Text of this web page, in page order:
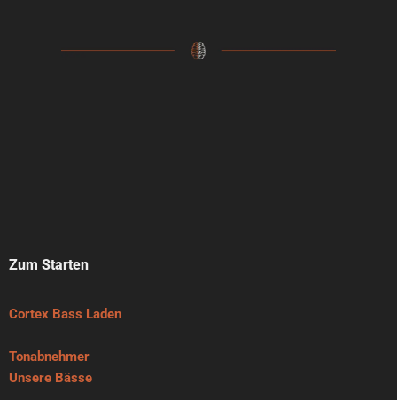
Zum Starten
Cortex Bass Laden
Tonabnehmer
Unsere Bässe